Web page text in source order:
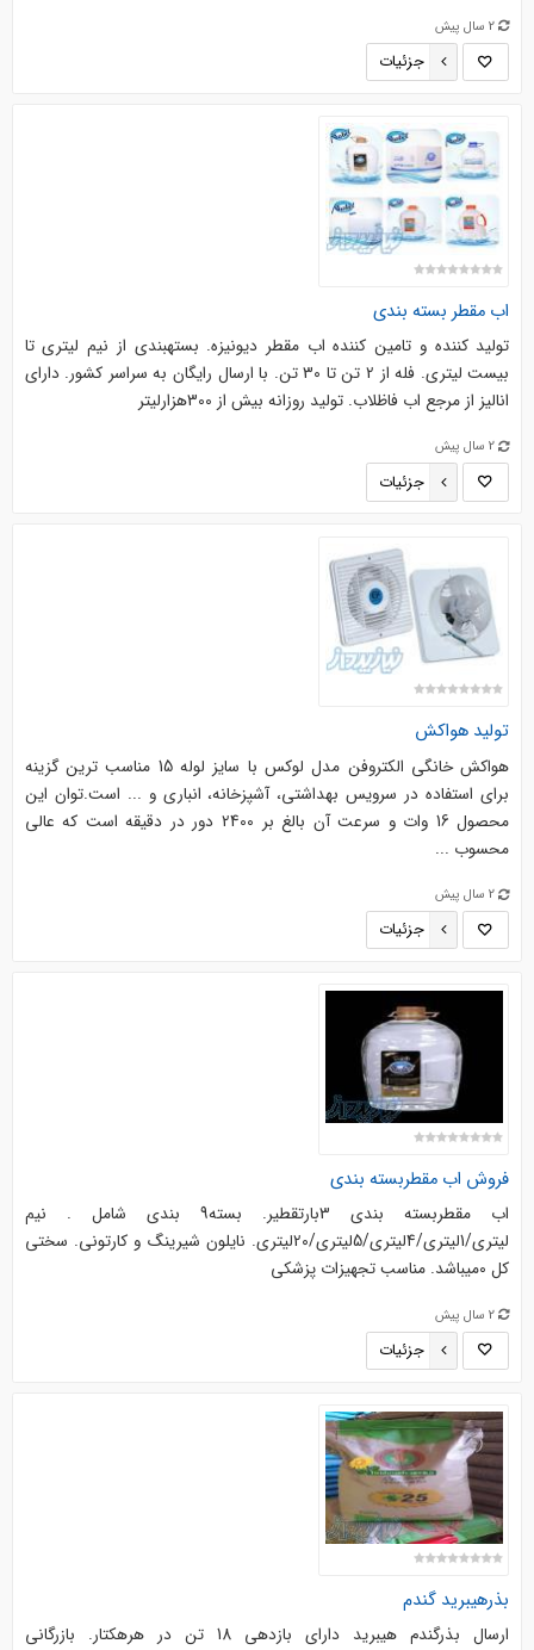
2 سال پیش
جزئیات
اب مقطر بسته بندی
تولید کننده و تامین کننده اب مقطر دیونیزه. بستهبندی از نیم لیتری تا
بیست لیتری. فله از 2 تن تا 30 تن. با ارسال رایگان به سراسر کشور. دارای
انالیز از مرجع اب فاظلاب. تولید روزانه بیش از 300هزارلیتر
2 سال پیش
جزئیات
تولید هواکش
هواکش خانگی الکتروفن مدل لوکس با سایز لوله 15 مناسب ترین گزینه
برای استفاده در سرویس بهداشتی، آشپزخانه، انباری و ... است.توان این
محصول 16 وات و سرعت آن بالغ بر 2400 دور در دقیقه است که عالی
محسوب ...
2 سال پیش
جزئیات
فروش اب مقطربسته بندی
اب مقطربسته بندی 3بارتقطیر. بسته9 بندی شامل . نیم
لیتری/1لیتری/4لیتری/5لیتری/20لیتری. نایلون شیرینگ و کارتونی. سختی
کل 0میباشد. مناسب تجهیزات پزشکی
2 سال پیش
جزئیات
بذرهیبرید گندم
ارسال بذرگندم هیبرید دارای بازدهی 18 تن در هرهکتار. بازرگانی